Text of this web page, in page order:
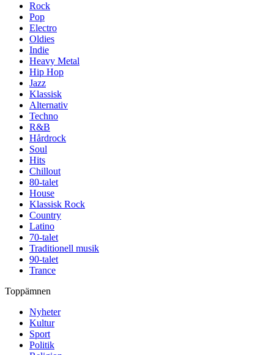
Rock
Pop
Electro
Oldies
Indie
Heavy Metal
Hip Hop
Jazz
Klassisk
Alternativ
Techno
R&B
Hårdrock
Soul
Hits
Chillout
80-talet
House
Klassisk Rock
Country
Latino
70-talet
Traditionell musik
90-talet
Trance
Toppämnen
Nyheter
Kultur
Sport
Politik